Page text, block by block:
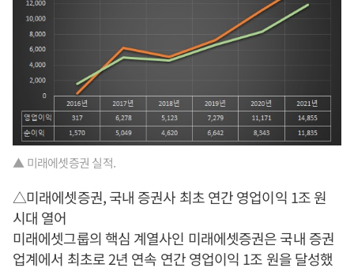
▲ 미래에셋증권 실적.
△미래에셋증권, 국내 증권사 최초 연간 영업이익 1조 원
시대 열어
미래에셋그룹의 핵심 계열사인 미래에셋증권은 국내 증권
업계에서 최초로 2년 연속 연간 영업이익 1조 원을 달성했